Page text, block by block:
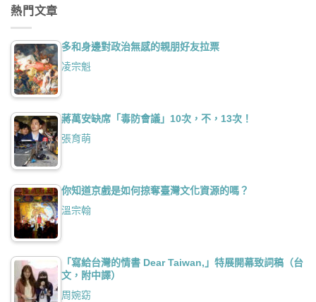
熱門文章
多和身邊對政治無感的親朋好友拉票
凌宗魁
蔣萬安缺席「毒防會議」10次，不，13次！
張育萌
你知道京戲是如何掠奪臺灣文化資源的嗎？
溫宗翰
「寫給台灣的情書 Dear Taiwan,」特展開幕致詞稿（台
文，附中譯）
周婉窈